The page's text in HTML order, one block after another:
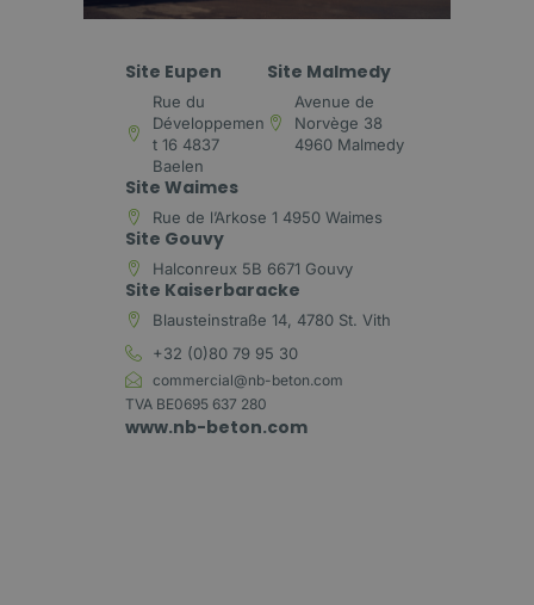
Site Eupen
Rue du
Développemen
t 16 4837
Baelen
Site Malmedy
Avenue de
Norvège 38
4960 Malmedy
Site Waimes
Rue de l’Arkose 1 4950 Waimes
Site Gouvy
Halconreux 5B 6671 Gouvy
Site Kaiserbaracke
Blausteinstraße 14, 4780 St. Vith
+32 (0)80 79 95 30
commercial@nb-beton.com
TVA BE0695 637 280
www.nb-beton.com